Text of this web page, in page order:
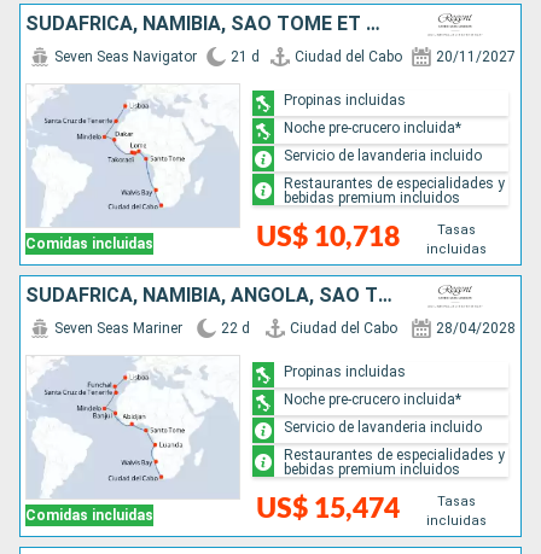
SUDAFRICA, NAMIBIA, SAO TOMÉ ET PRINCIPE, TOGO, GHANA, COSTA DE MARFIL, SENEGAL, CABO VERDE, PORTUGAL
Comidas incluidas
Seven Seas Navigator 21 d Ciudad del Cabo 20/11/2027
US$ 10,718
Tasas
incluidas
Propinas incluidas
Noche pre-crucero incluida*
Servicio de lavanderia incluido
Restaurantes de especialidades y
bebidas premium incluidos
SUDAFRICA, NAMIBIA, ANGOLA, SAO TOMÉ ET PRINCIPE, COSTA DE MARFIL, REINO UNIDO, CABO VERDE, PORTUGAL
Comidas incluidas
Seven Seas Mariner 22 d Ciudad del Cabo 28/04/2028
US$ 15,474
Tasas
incluidas
Propinas incluidas
Noche pre-crucero incluida*
Servicio de lavanderia incluido
Restaurantes de especialidades y
bebidas premium incluidos